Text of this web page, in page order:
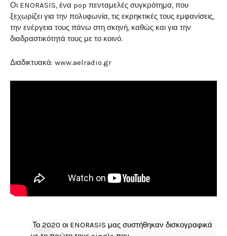
Οι ENORASIS, ένα pop πενταμελές συγκρότημα, που
ξεχωρίζει για την πολυφωνία, τις εκρηκτικές τους εμφανίσεις,
την ενέργεια τους πάνω στη σκηνή, καθώς και για την
διαδραστικότητά τους με το κοινό.
Διαδικτυακά: www.aelradio.gr
Το 2020 οι ENORASIS μας συστήθηκαν δισκογραφικά